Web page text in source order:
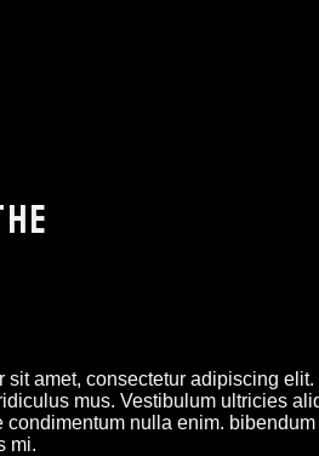
sit amet, consectetur adipiscing
mus. Vestibulum ultricies
condimentum nulla enim.
mi.